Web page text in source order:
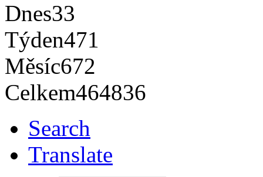
Dnes33
Týden471
Měsíc672
Celkem464836
Search
Translate